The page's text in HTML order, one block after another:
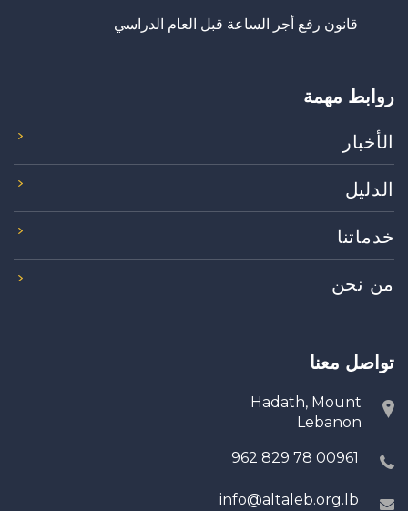
قانون رفع أجر الساعة قبل العام الدراسي
روابط مهمة
الأخبار
الدليل
خدماتنا
من نحن
تواصل معنا
Hadath, Mount
Lebanon
00961 78 829 962
info@altaleb.org.lb